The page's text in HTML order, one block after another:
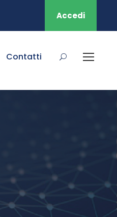
Accedi
Contatti